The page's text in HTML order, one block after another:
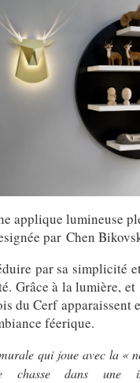
applique lumineuse
par Chen
par sa simplicité
Grâce à la lumière, et
du Cerf apparaissent
féerique.
qui joue avec la «
chasse dans une